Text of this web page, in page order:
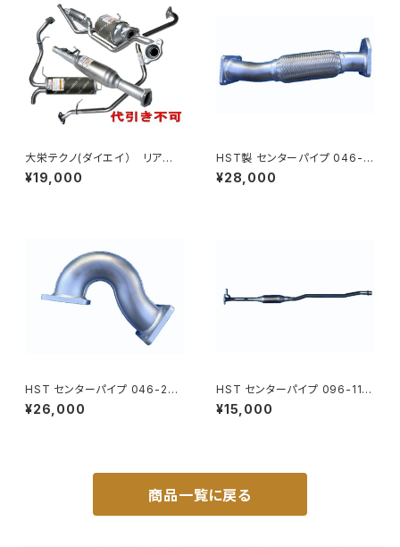
大栄テクノ(ダイエイ） リア
マフラー MHD-7036SUS バ
モス HM1/2 個人宅NG
¥19,000
HST製 センターパイプ 046-2
09CP アトラス AKR81(2W
D) 純正同等 車検対応品
¥28,000
HST センターパイプ 046-207
CP タイタン LHS LJS LKS
マツダ パイプステンレス 車検対
¥26,000
HST センターパイプ 096-116
CP キャロル HB36S 本体オ
ールステンレス パイプステンレ
¥15,000
商品一覧に戻る